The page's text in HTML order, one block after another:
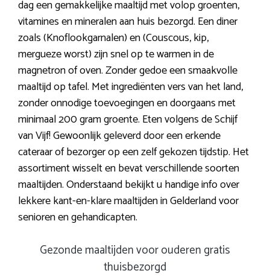
dag een gemakkelijke maaltijd met volop groenten,
vitamines en mineralen aan huis bezorgd. Een diner
zoals (Knoflookgarnalen) en (Couscous, kip,
mergueze worst) zijn snel op te warmen in de
magnetron of oven. Zonder gedoe een smaakvolle
maaltijd op tafel. Met ingrediënten vers van het land,
zonder onnodige toevoegingen en doorgaans met
minimaal 200 gram groente. Eten volgens de Schijf
van Vijf! Gewoonlijk geleverd door een erkende
cateraar of bezorger op een zelf gekozen tijdstip. Het
assortiment wisselt en bevat verschillende soorten
maaltijden. Onderstaand bekijkt u handige info over
lekkere kant-en-klare maaltijden in Gelderland voor
senioren en gehandicapten.
Gezonde maaltijden voor ouderen gratis
thuisbezorgd